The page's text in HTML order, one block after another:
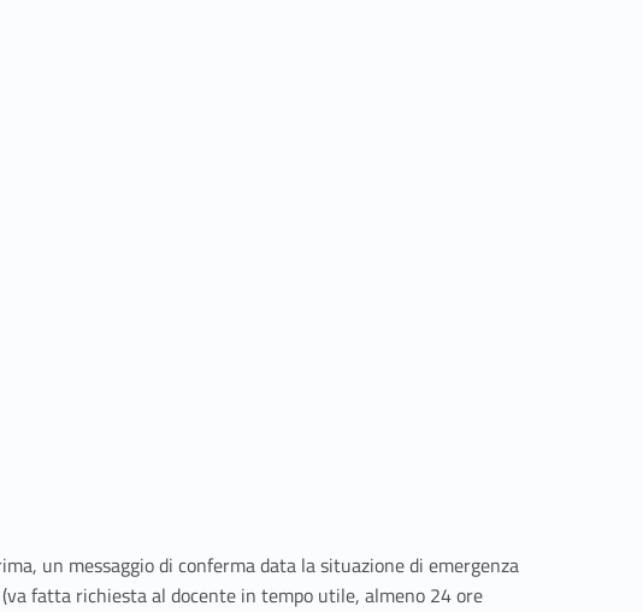
un messaggio di conferma data la situazione di emergenza
fatta richiesta al docente in tempo utile, almeno 24 ore